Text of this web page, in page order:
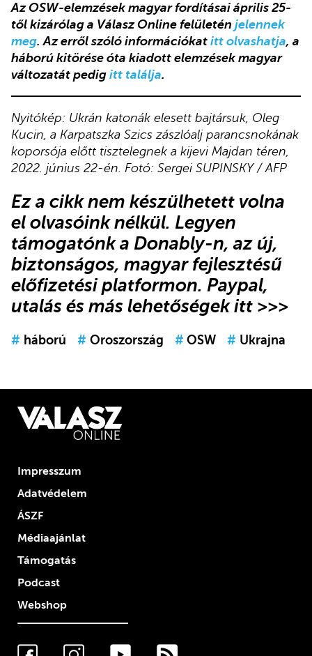
Az OSW-elemzések magyar fordításai április 25-
től kizárólag a Válasz Online felületén jelennek
meg. Az erről szóló információkat itt olvashatja, a
háború kitörése óta kiadott elemzések magyar
változatát pedig itt találja.
Nyitókép: Ukrán katonák elesett bajtársuk, Oleg
Kucin, a Karpatszka Szics zászlóalj parancsnokának
koporsója előtt tisztelegnek a kijevi Majdan téren,
2022. június 22-én. Fotó: Sergei SUPINSKY / AFP
Ez a cikknem készülhetett volna
el olvasóink nélkül. Legyen
támogatónka Donably-n, az új,
biztonságos, magyar fejlesztésű
előfizetési platformon. Paypal,
utalás és más lehetőségek itt >>>
# háború # Oroszország # OSW # Ukrajna
Impresszum
Adatvédelem
ÁSZF
Médiaajánlat
Támogatás
Podcast
Webshop